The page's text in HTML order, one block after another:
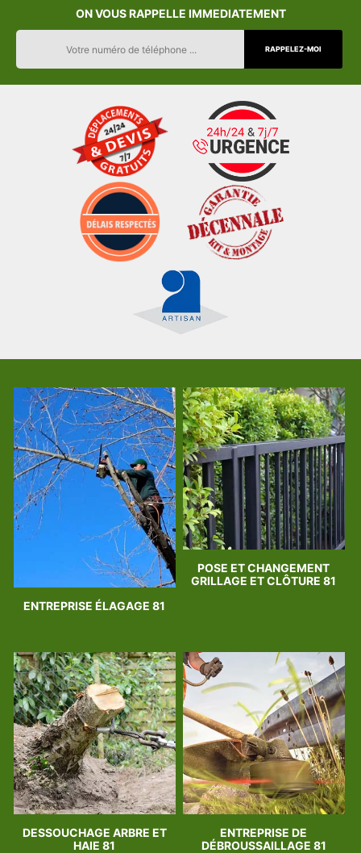
ON VOUS RAPPELLE IMMEDIATEMENT
ENTREPRISE ÉLAGAGE 81
POSE ET CHANGEMENT
GRILLAGE ET CLÔTURE 81
DESSOUCHAGE ARBRE ET
HAIE 81
ENTREPRISE DE
DÉBROUSSAILLAGE 81